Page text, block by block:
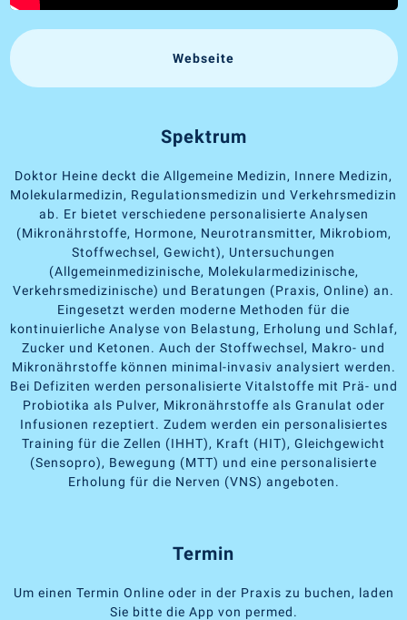
Webseite
Spektrum
Doktor Heine deckt die Allgemeine Medizin, Innere Medizin,
Molekularmedizin, Regulationsmedizin und Verkehrsmedizin
ab. Er bietet verschiedene personalisierte Analysen
(Mikronährstoffe, Hormone, Neurotransmitter, Mikrobiom,
Stoffwechsel, Gewicht), Untersuchungen
(Allgemeinmedizinische, Molekularmedizinische,
Verkehrsmedizinische) und Beratungen (Praxis, Online) an.
Eingesetzt werden moderne Methoden für die
kontinuierliche Analyse von Belastung, Erholung und Schlaf,
Zucker und Ketonen. Auch der Stoffwechsel, Makro- und
Mikronährstoffe können minimal-invasiv analysiert werden.
Bei Defiziten werden personalisierte Vitalstoffe mit Prä- und
Probiotika als Pulver, Mikronährstoffe als Granulat oder
Infusionen rezeptiert. Zudem werden ein personalisiertes
Training für die Zellen (IHHT), Kraft (HIT), Gleichgewicht
(Sensopro), Bewegung (MTT) und eine personalisierte
Erholung für die Nerven (VNS) angeboten.
Termin
Um einen Termin Online oder in der Praxis zu buchen, laden
Sie bitte die App von permed.